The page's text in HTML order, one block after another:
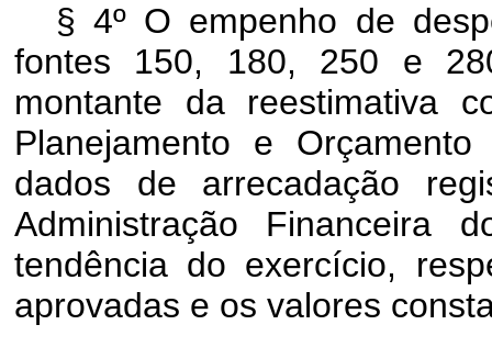
§ 4º O empenho de
fontes 150, 180, 250 e
montante da reestimativa
Planejamento e
dados de arrecadação
Administração
tendência do exercício,
aprovadas e os valores